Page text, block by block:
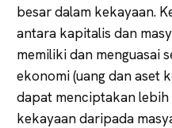
besar dalam kekayaan.
antara kapitalis dan
memiliki dan menguasai
ekonomi (uang dan aset
dapat menciptakan
kekayaan daripada